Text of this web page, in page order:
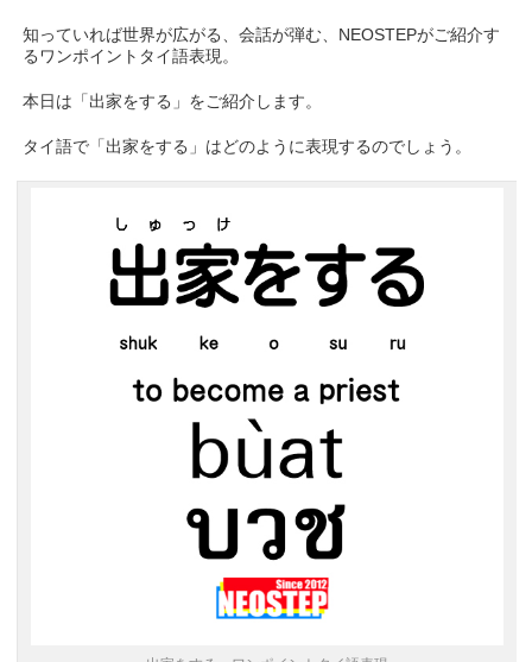
知っていれば世界が広がる、会話が弾む、NEOSTEPがご紹介す
るワンポイントタイ語表現。
本日は「出家をする」をご紹介します。
タイ語で「出家をする」はどのように表現するのでしょう。